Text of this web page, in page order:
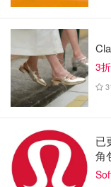
3
已
角